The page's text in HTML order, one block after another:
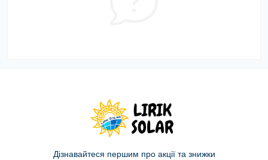
Дізнавайтеся першим про акції та знижки